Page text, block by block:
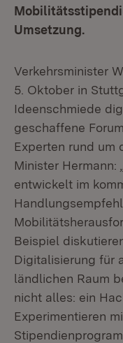
Umsetzung.
Verkehrsminister
5. Oktober in
Ideenschmiede
geschaffene
Experten rund um
Minister Hermann:
entwickelt im
Beispiel
Digitalisierung für
ländlichen Raum
nicht alles: ein
Experimentieren